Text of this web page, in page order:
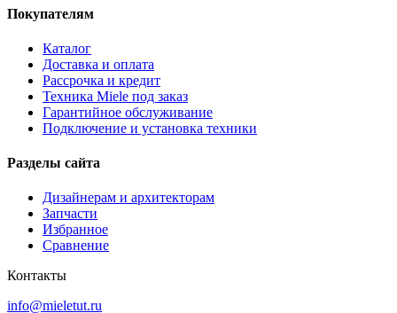
Покупателям
Каталог
Доставка и оплата
Рассрочка и кредит
Техника Miele под заказ
Гарантийное обслуживание
Подключение и установка техники
Разделы сайта
Дизайнерам и архитекторам
Запчасти
Избранное
Сравнение
Контакты
info@mieletut.ru